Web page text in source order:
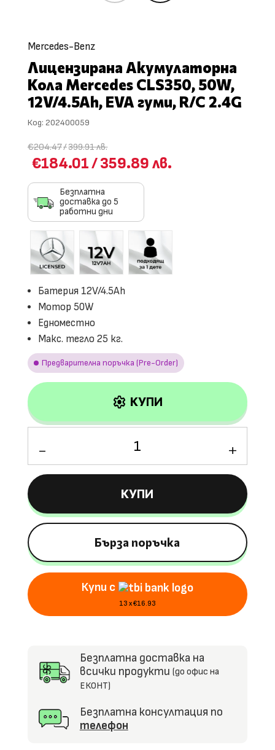
Mercedes-Benz
Лицензирана Акумулаторна
Кола Mercedes CLS350, 50W,
12V/4.5Ah, EVA гуми, R/C 2.4G
Код: 202400059
€204.47/399.91 лв.
€184.01/359.89 лв.
Безплатна
доставка до 5
работни дни
Батерия 12V/4.5Ah
Мотор 50W
Едноместно
Макс. тегло 25 кг.
Предварителна поръчка (Pre-Order)
settings КУПИ
Лицензирана
Акумулаторна
Кола
Mercedes
CLS350,
50W,
12V/4.5Ah,
EVA
гуми,
R/C
2.4G
КУПИ
Бърза поръчка
Купи с
13 x €16.93
Безплатна доставка на
всички продукти (до офис на
ЕКОНТ)
Безплатна консултация по
телефон